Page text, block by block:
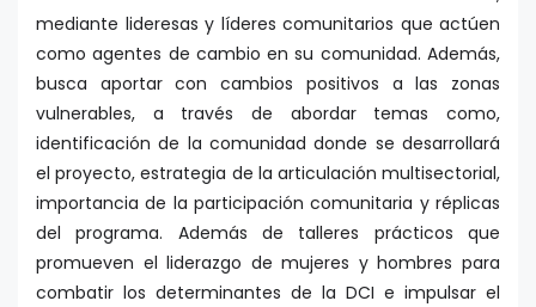
mediante lideresas y líderes comunitarios que actúen
como agentes de cambio en su comunidad. Además,
busca aportar con cambios positivos a las zonas
vulnerables, a través de abordar temas como,
identificación de la comunidad donde se desarrollará
el proyecto, estrategia de la articulación multisectorial,
importancia de la participación comunitaria y réplicas
del programa. Además de talleres prácticos que
promueven el liderazgo de mujeres y hombres para
combatir los determinantes de la DCI e impulsar el